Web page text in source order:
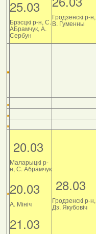
25.03
Брэсцкі р-н, С.
АБрамчук, А.
Сербун
Гродзенскі р-н,
В. Гуменны
20.03
Маларыцкі р-
н, С. Абрамчук
20.03
А. Мініч
21.03
28.03
Гродзенскі р-н,
Дз. Якубовіч